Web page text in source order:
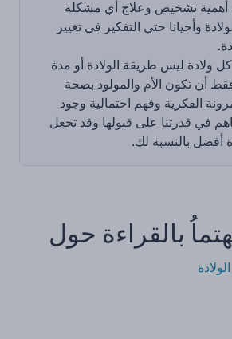
تشخيص وعلاج أي مشكلة
وأحيانا حتى التفكير في تغيير
ولادة ليس طريقة الولادة أو مدة
فقط أن تكون الأم والمولود بصحة
الفكرية وفهم احتمالية وجود
في قدرتنا على قبولها وقد تجعل
أفضل بالنسبة لك.
بالقراءة حول